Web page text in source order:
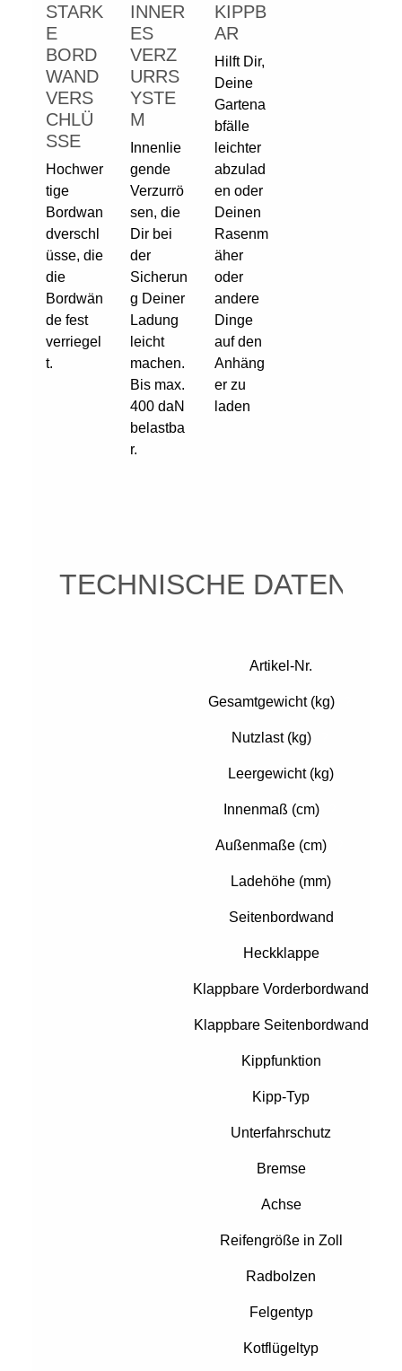
STARK
E
BORD
WAND
VERS
CHLÜ
SSE
Hochwer
tige
Bordwan
dverschl
üsse, die
die
Bordwän
de fest
verriegel
t.
INNER
ES
VERZ
URRS
YSTE
M
Innenlie
gende
Verzurrö
sen, die
Dir bei
der
Sicherun
g Deiner
Ladung
leicht
machen.
Bis max.
400 daN
belastba
r.
KIPPB
AR
Hilft Dir,
Deine
Gartena
bfälle
leichter
abzulad
en oder
Deinen
Rasenm
äher
oder
andere
Dinge
auf den
Anhäng
er zu
laden
TECHNISCHE DATEN
Artikel-Nr.
Gesamtgewicht (kg)
Nutzlast (kg)
Leergewicht (kg)
Innenmaß (cm)
Außenmaße (cm)
Ladehöhe (mm)
Seitenbordwand
Heckklappe
Klappbare Vorderbordwand
Klappbare Seitenbordwand
Kippfunktion
Kipp-Typ
Unterfahrschutz
Bremse
Achse
Reifengröße in Zoll
Radbolzen
Felgentyp
Kotflügeltyp